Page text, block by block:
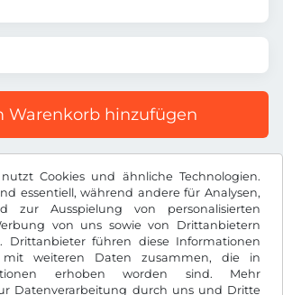
Cookies und ähnliche Technologien.
essentiell, während andere für Analysen,
zur Ausspielung von personalisierten
von uns sowie von Drittanbietern
Drittanbieter führen diese Informationen
mit weiteren Daten zusammen, die in
erhoben worden sind. Mehr
Datenverarbeitung durch uns und Dritte
Warenkorb hinzufügen
MwSt.